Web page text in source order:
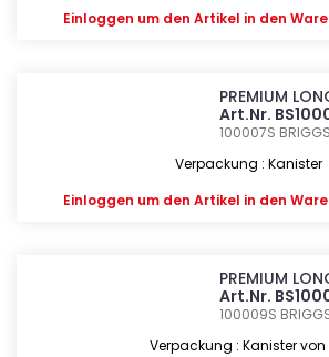
Einloggen um den Artikel in den
PREMIUM
Art.Nr.
100007S
Verpackung : Kanister
Einloggen um den Artikel in den
PREMIUM
Art.Nr.
100009S
Verpackung : Kanister von